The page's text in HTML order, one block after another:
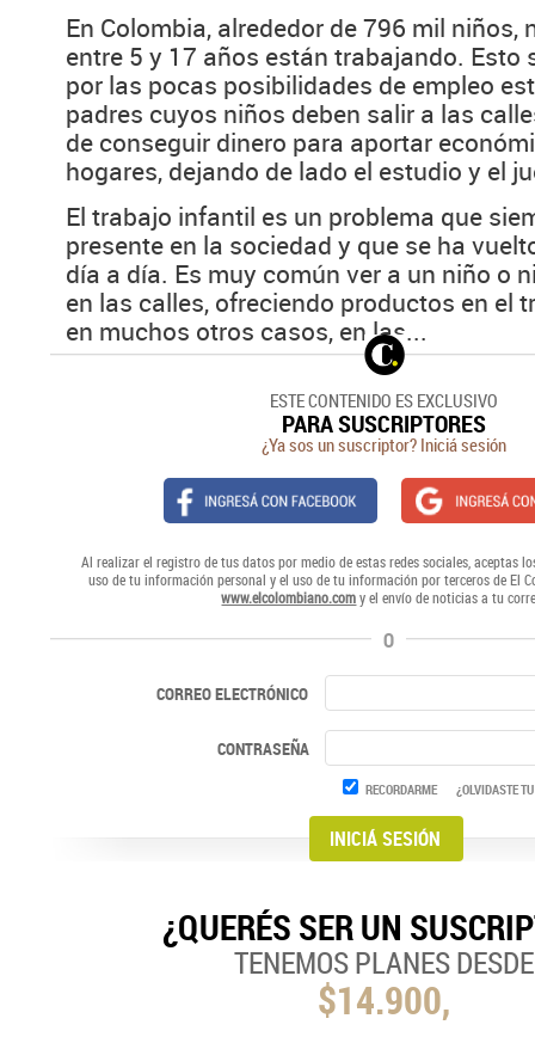
En Colombia, alrededor de 796 mil niños,
entre 5 y 17 años están trabajando. Esto
por las pocas posibilidades de empleo
padres cuyos niños deben salir a las
de conseguir dinero para aportar
hogares, dejando de lado el estudio y el
El trabajo infantil es un problema que
presente en la sociedad y que se ha
día a día. Es muy común ver a un niño o
en las calles, ofreciendo productos en el
en muchos otros casos, en las...
ESTE CONTENIDO ES EXCLUSIVO
PARA SUSCRIPTORES
¿Ya sos un suscriptor? Iniciá sesión
Al realizar el registro de tus datos por medio de estas redes sociales, aceptas
uso de tu información personal y el uso de tu información por terceros de El
www.elcolombiano.comy el envío de noticias a tu
O
CORREO ELECTRÓNICO
CONTRASEÑA
RECORDARME ¿OLVIDASTE TU
¿QUERÉS SER UN
TENEMOS PLANES DESDE
$14.900,